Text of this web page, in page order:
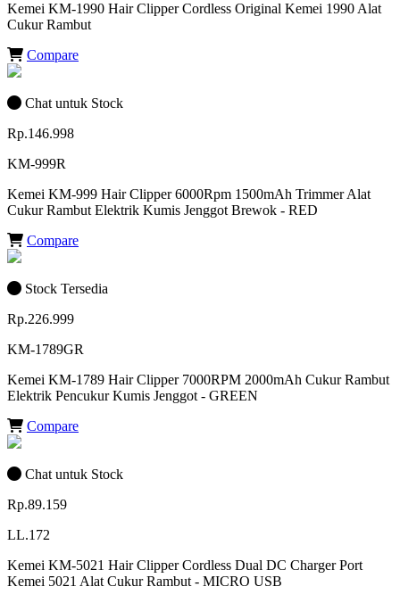
Kemei KM-1990 Hair Clipper Cordless Original Kemei 1990 Alat
Cukur Rambut
Compare
Chat untuk Stock
Rp.146.998
KM-999R
Kemei KM-999 Hair Clipper 6000Rpm 1500mAh Trimmer Alat
Cukur Rambut Elektrik Kumis Jenggot Brewok - RED
Compare
Stock Tersedia
Rp.226.999
KM-1789GR
Kemei KM-1789 Hair Clipper 7000RPM 2000mAh Cukur Rambut
Elektrik Pencukur Kumis Jenggot - GREEN
Compare
Chat untuk Stock
Rp.89.159
LL.172
Kemei KM-5021 Hair Clipper Cordless Dual DC Charger Port
Kemei 5021 Alat Cukur Rambut - MICRO USB